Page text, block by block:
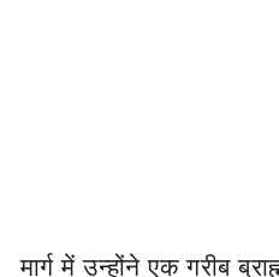
मार्ग में उन्होंने एक गरीब